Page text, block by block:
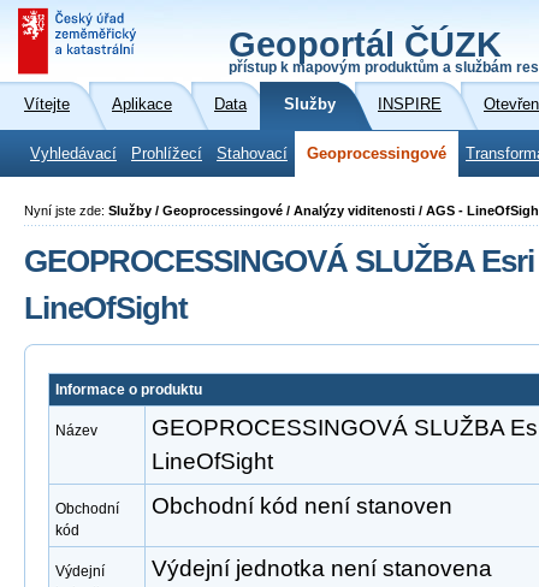
Geoportál ČÚZK
přístup k mapovým produktům a službám
Vítejte Aplikace Data Služby INSPIRE
Vyhledávací Prohlížecí Stahovací Geoprocessingové
Nyní jste zde: Služby / Geoprocessingové / Analýzy viditenosti / AGS -
GEOPROCESSINGOVÁ SLUŽBA
LineOfSight
Informace o produktu
Název
GEOPROCESSINGOVÁ SLUŽBA
LineOfSight
Obchodní
kód
Obchodní kód není stanoven
Výdejní
Výdejní jednotka není stanovena